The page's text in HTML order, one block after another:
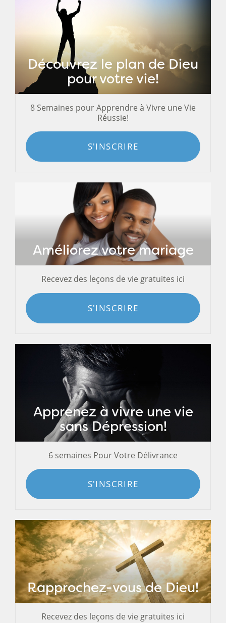
Découvrez le plan de Dieu
pour votre vie!
8 Semaines pour Apprendre à Vivre une Vie
Réussie!
S'INSCRIRE
Améliorez votre mariage
Recevez des leçons de vie gratuites ici
S'INSCRIRE
Apprenez à vivre une vie
sans Dépression!
6 semaines Pour Votre Délivrance
S'INSCRIRE
Rapprochez-vous de Dieu!
Recevez des leçons de vie gratuites ici